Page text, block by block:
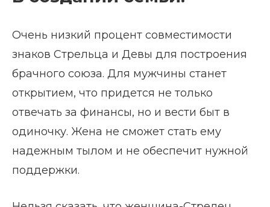
Очень низкий процент совместимости
знаков Стрельца и Девы для построения
брачного союза. Для мужчины станет
открытием, что придется не только
отвечать за финансы, но и вести быт в
одиночку. Жена не сможет стать ему
надежным тылом и не обеспечит нужной
поддержки.